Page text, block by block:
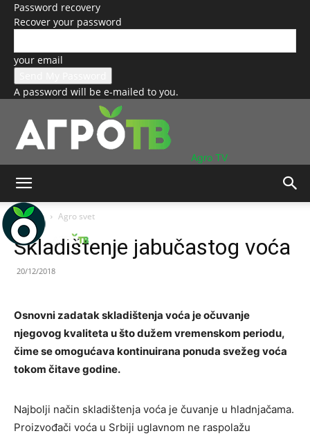
Password recovery
Recover your password
your email
A password will be e-mailed to you.
Agro TV
Početna Agro svet
Skladištenje jabučastog voća
20/12/2018
Osnovni zadatak skladištenja voća je očuvanje
njegovog kvaliteta u što dužem vremenskom periodu,
čime se omogućava kontinuirana ponuda svežeg voća
tokom čitave godine.
Najbolji način skladištenja voća je čuvanje u hladnjačama.
Proizvođači voća u Srbiji uglavnom ne raspolažu